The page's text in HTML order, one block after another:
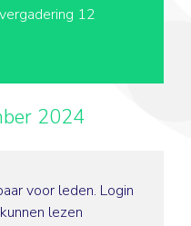
12
2024
voor leden. Login
lezen